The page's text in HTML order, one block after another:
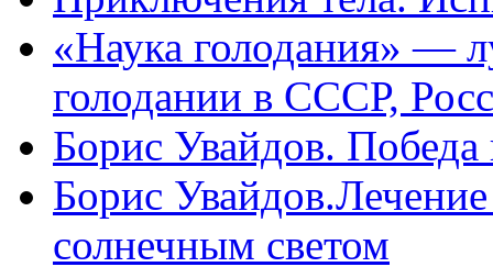
«Наука голодания» —
голодании в СССР,
Борис Увайдов.
Борис
солнечным светом